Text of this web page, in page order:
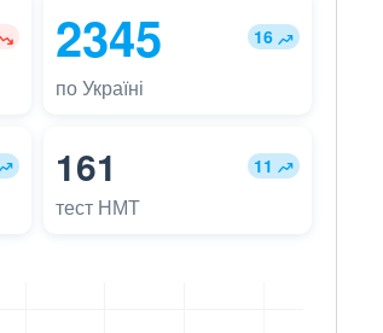
2345 16
по Україні
161 11
тест НМТ